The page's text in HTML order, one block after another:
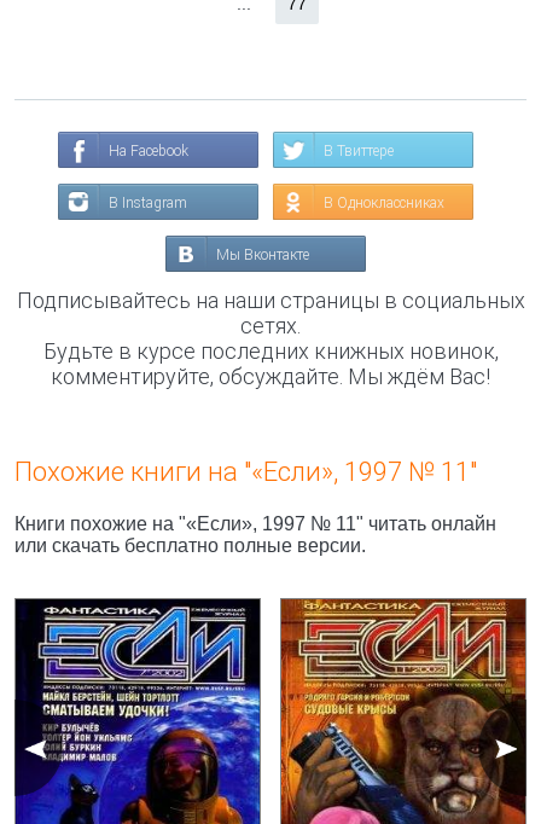
На Facebook В Твиттере
В Instagram В Одноклассниках
Мы Вконтакте
Подписывайтесь на наши страницы в социальных
сетях.
Будьте в курсе последних книжных новинок,
комментируйте, обсуждайте. Мы ждём Вас!
Похожие книги на "«Если», 1997 № 11"
Книги похожие на "«Если», 1997 № 11" читать онлайн
или скачать бесплатно полные версии.